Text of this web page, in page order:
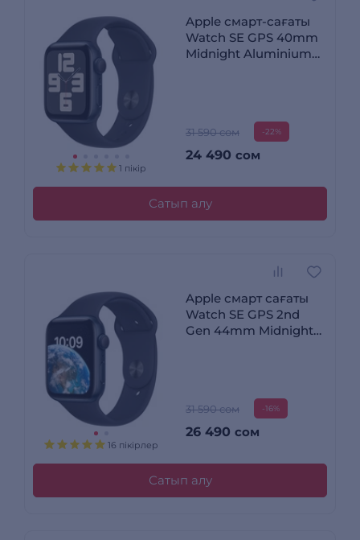
1 пікір
Apple смарт-сағаты
Watch SE GPS 40mm
Midnight Aluminium
31 590 сом -22%
24 490 сом
Сатып алу
16 пікірлер
Apple смарт сағаты
Watch SE GPS 2nd
Gen 44mm Midnight
31 590 сом -16%
26 490 сом
Сатып алу